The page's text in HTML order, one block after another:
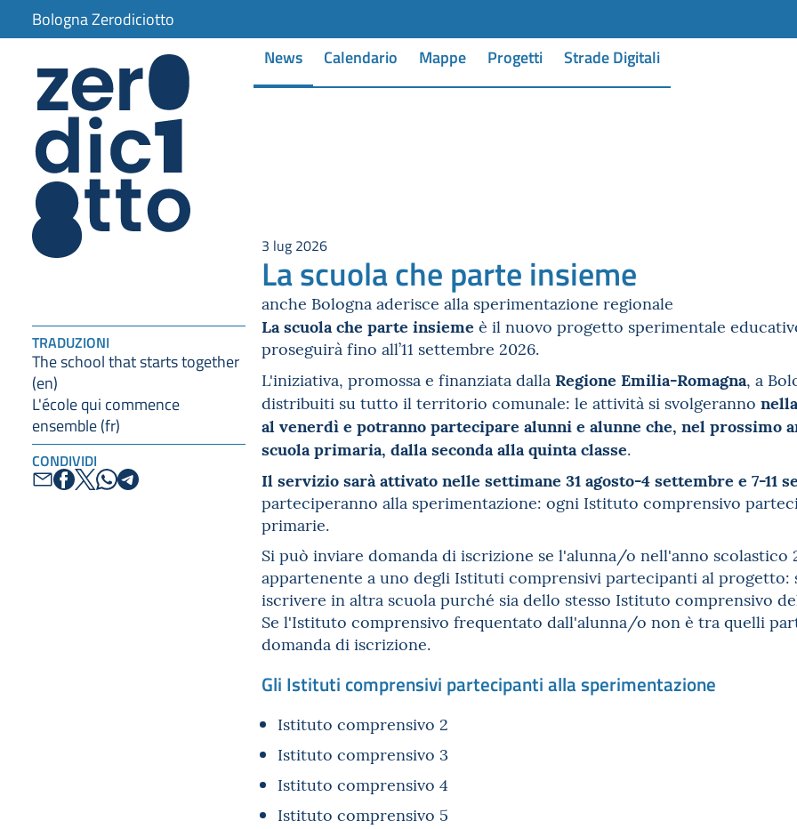
Bologna Zerodiciotto
News Calendario Mappe Progetti Strade Digitali
TRADUZIONI
The school that starts together
(en)
L'école qui commence
ensemble (fr)
CONDIVIDI
3 lug 2026
La scuola che parte insieme
anche Bologna aderisce alla sperimentazione regionale
La scuola che parte insieme è il nuovo progetto sperimentale
proseguirà fino all’11 settembre 2026.
L'iniziativa, promossa e finanziata dalla Regione Emilia-Romagna, a
distribuiti su tutto il territorio comunale: le attività si svolgeranno
al venerdì e potranno partecipare alunni e alunne che, nel prossimo
scuola primaria, dalla seconda alla quinta classe.
Il servizio sarà attivato nelle settimane 31 agosto-4 settembre e 7-11
parteciperanno alla sperimentazione: ogni Istituto comprensivo
primarie.
Si può inviare domanda di iscrizione se l'alunna/o nell'anno
appartenente a uno degli Istituti comprensivi partecipanti al progetto:
iscrivere in altra scuola purché sia dello stesso Istituto comprensivo
Se l'Istituto comprensivo frequentato dall'alunna/o non è tra quelli
domanda di iscrizione.
Gli Istituti comprensivi partecipanti alla sperimentazione
Istituto comprensivo 2
Istituto comprensivo 3
Istituto comprensivo 4
Istituto comprensivo 5